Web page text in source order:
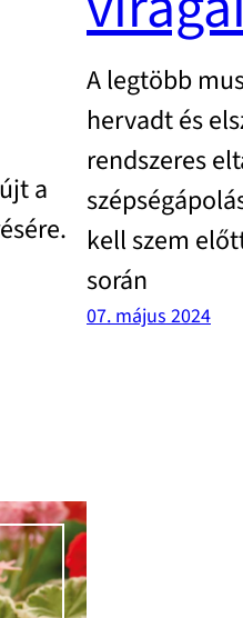
a
A legtöbb
hervadt és
rendszeres
kell szem
során
07. május 2024